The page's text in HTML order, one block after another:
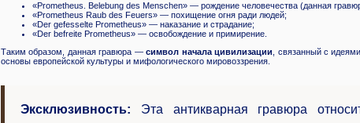
«Prometheus. Belebung des Menschen» — рождение человечества (данная
«Prometheus Raub des Feuers» — похищение огня ради людей;
«Der gefesselte Prometheus» — наказание и страдание;
«Der befreite Prometheus» — освобождение и примирение.
Таким образом, данная гравюра —символ начала цивилизации , связанный с
основы европейской культуры и мифологического мировоззрения.
Эксклюзивность: Эта антикварная гравюра